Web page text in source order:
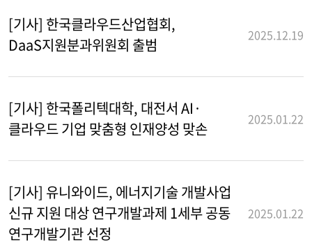
[기사] 한국클라우드산업협회,
DaaS지원분과위원회 출범
2025.12.19
[기사] 한국폴리텍대학, 대전서 AI·
클라우드 기업 맞춤형 인재양성 맞손
2025.01.22
[기사] 유니와이드, 에너지기술 개발사업
신규 지원 대상 연구개발과제 1세부 공동
연구개발기관 선정
2025.01.22